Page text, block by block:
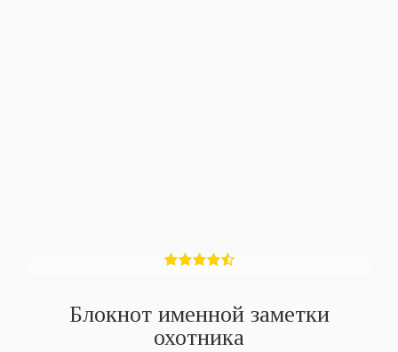
Блокнот именной заметки
охотника